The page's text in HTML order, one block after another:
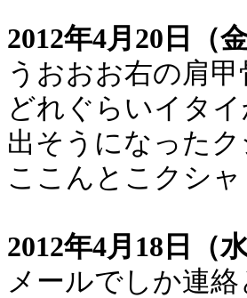
2012年4月20日（金
うおおお右の肩
どれぐらいイタ
出そうになった
ここんとこクシ
2012年4月18日（水
メールでしか連